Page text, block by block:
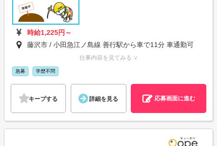
時給1,225円～
藤沢市 / 小田急江ノ島線 善行駅から車で11分 車通勤可
仕事内容を見てみる ∨
急募 学歴不問
キープする 詳細を見る 応募画面に進む